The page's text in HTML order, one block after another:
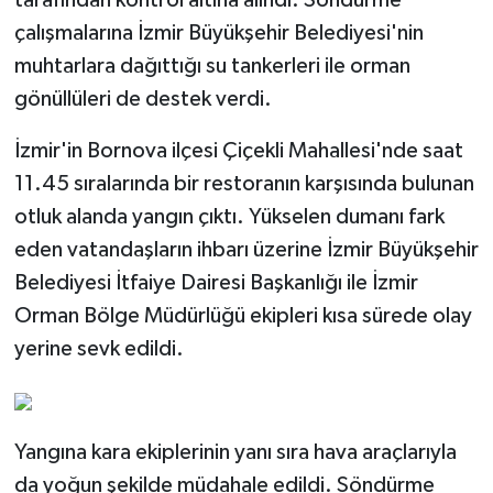
çalışmalarına İzmir Büyükşehir Belediyesi'nin
muhtarlara dağıttığı su tankerleri ile orman
gönüllüleri de destek verdi.
İzmir'in Bornova ilçesi Çiçekli Mahallesi'nde saat
11.45 sıralarında bir restoranın karşısında bulunan
otluk alanda yangın çıktı. Yükselen dumanı fark
eden vatandaşların ihbarı üzerine İzmir Büyükşehir
Belediyesi İtfaiye Dairesi Başkanlığı ile İzmir
Orman Bölge Müdürlüğü ekipleri kısa sürede olay
yerine sevk edildi.
Yangına kara ekiplerinin yanı sıra hava araçlarıyla
da yoğun şekilde müdahale edildi. Söndürme